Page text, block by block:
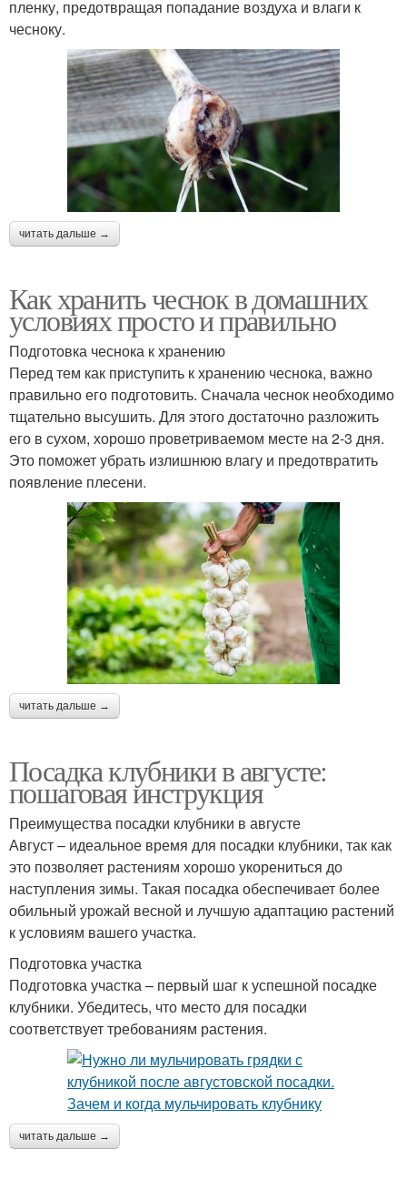
пленку, предотвращая попадание воздуха и влаги к
чесноку.
читать дальше →
Как хранить чеснок в домашних
условиях просто и правильно
Подготовка чеснока к хранению
Перед тем как приступить к хранению чеснока, важно
правильно его подготовить. Сначала чеснок необходимо
тщательно высушить. Для этого достаточно разложить
его в сухом, хорошо проветриваемом месте на 2-3 дня.
Это поможет убрать излишнюю влагу и предотвратить
появление плесени.
читать дальше →
Посадка клубники в августе:
пошаговая инструкция
Преимущества посадки клубники в августе
Август – идеальное время для посадки клубники, так как
это позволяет растениям хорошо укорениться до
наступления зимы. Такая посадка обеспечивает более
обильный урожай весной и лучшую адаптацию растений
к условиям вашего участка.
Подготовка участка
Подготовка участка – первый шаг к успешной посадке
клубники. Убедитесь, что место для посадки
соответствует требованиям растения.
читать дальше →